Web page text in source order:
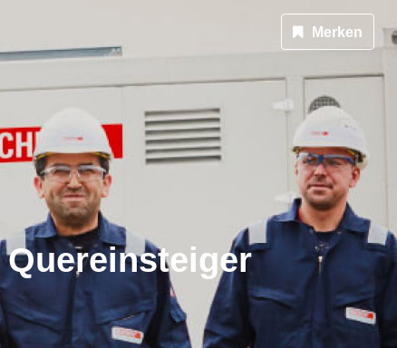
Merken